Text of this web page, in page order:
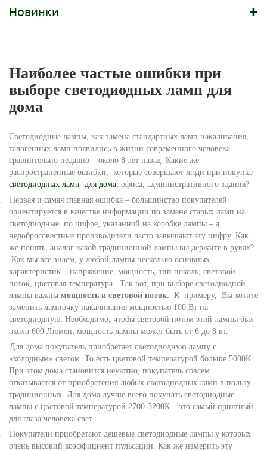
Новинки +
Наиболее частые ошибки при
выборе светодиодных ламп для
дома
Светодиодные лампы, как замена стандартных ламп накаливания,
галогенных ламп появились в жизни современного человека
сравнительно недавно – около 8 лет назад. Какие же
распространенные ошибки, которые совершают люди при покупке
светодиодных ламп для дома, офиса, административного здания?
Первая и самая главная ошибка – большинство покупателей
ориентируется в качестве информации по замене старых ламп на
светодиодные по цифре, указанной на коробке лампы – а
недобросовестные производители часто завышают эту цифру. Как
же понять, аналог какой традиционной лампы вы держите в руках?
Как мы все знаем, у любой лампы несколько основных
характеристик – напряжение, мощность, тип цоколь, световой
поток, цветовая температура. Так вот, при выборе светодиодной
лампы важны мощность и световой поток. К примеру, Вы хотите
заменить лампочку накаливания мощностью 100 Вт на
светодиодную. Необходимо, чтобы световой потом этой лампы был
около 600 Люмен, мощность лампы может быть от 6 до 8 вт.
Для дома покупатель приобретает светодиодную лампу с
«холодным» светом. То есть цветовой температурой больше 5000К.
При этом дома становится неуютно, покупатель совсем
отказывается от приобретения любых светодиодных ламп в пользу
традиционных. Для дома лучше всего покупать светодиодные
лампы с цветовой температурой 2700-3200К – это самый приятный
для глаза человека свет.
Покупатели приобретают дешевые светодиодные лампы у которых
очень высокий коэффициент пульсации. Как же измерить эту